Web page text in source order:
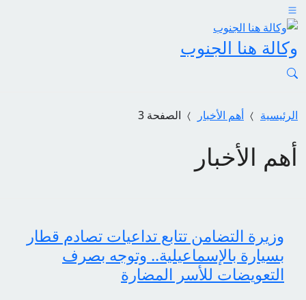
وكالة هنا الجنوب
الرئيسية أهم الأخبار الصفحة 3
أهم الأخبار
وزيرة التضامن تتابع تداعيات تصادم قطار
بسيارة بالإسماعيلية.. وتوجه بصرف
التعويضات للأسر المضارة